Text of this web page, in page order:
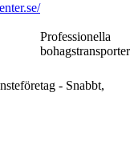
Professionella
bohagstransporter
- Snabbt,